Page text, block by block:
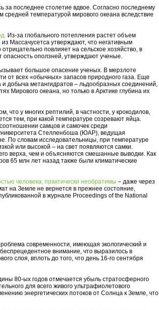
за последнее столетие вдвое. Согласно последнему
температурой мирового океана вследствие
Из-за глобального потепления растет объем
Массачусетса утверждают, что негативным
повлияет на сельское хозяйство, в
опасность оползней, утверждают ученые.
большое опасение ученых. В мерзлоте
от всех «обычных» запасов природного газа. Еще
добыча метангидратов – льдообразных соединений,
Мирового океана, но только в Арктике глубина их
что у многих рептилий, в частности, у крокодилов,
тем, при какой температуре созревают яйца.
самцов и самочек среди
Стелленбоша (ЮАР), ведущая
По словам исследовательницы, при температуре
или высокой – на свет появляются самки.
верха, чем и объясняются смешанные выводки. Как
65 млн лет назад также были климатические
человека, практически необратимы – даже через
на Земле не вернется в прежнее состояние,
в журнале Proceedings of the National
современности, имеющая экологический и
внимание, что выразилось в
слоя, вплоть до того, что день 16-го сентября
80-ых годов отмечается убыль стратосферного
для всего живого ультрафиолетового
энергетических потоков от Солнца к Земле, что